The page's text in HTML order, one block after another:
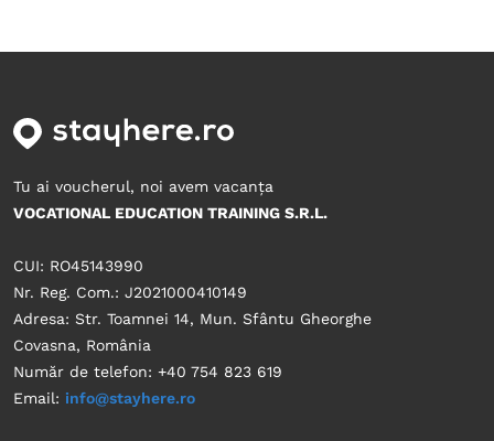
Tu ai voucherul, noi avem vacanța
VOCATIONAL EDUCATION TRAINING S.R.L.
CUI: RO45143990
Nr. Reg. Com.: J2021000410149
Adresa: Str. Toamnei 14, Mun. Sfântu Gheorghe
Covasna, România
Număr de telefon: +40 754 823 619
Email: info@stayhere.ro